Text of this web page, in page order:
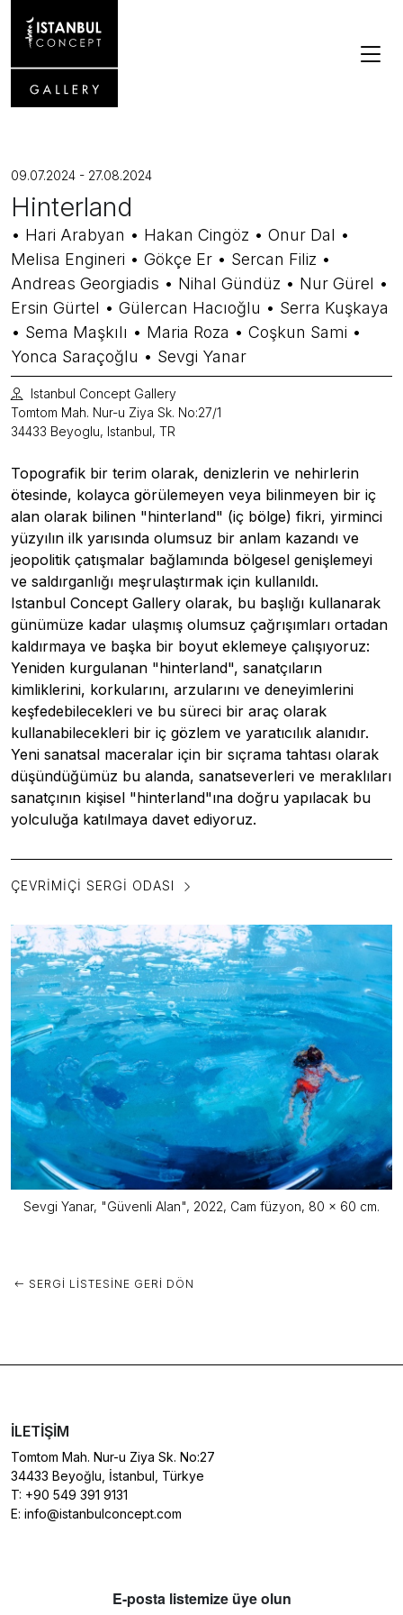
09.07.2024 - 27.08.2024
Hinterland
• Hari Arabyan • Hakan Cingöz • Onur Dal •
Melisa Engineri • Gökçe Er • Sercan Filiz •
Andreas Georgiadis • Nihal Gündüz • Nur Gürel •
Ersin Gürtel • Gülercan Hacıoğlu • Serra Kuşkaya
• Sema Maşkılı • Maria Roza • Coşkun Sami •
Yonca Saraçoğlu • Sevgi Yanar
Istanbul Concept Gallery
Tomtom Mah. Nur-u Ziya Sk. No:27/1
34433 Beyoglu, Istanbul, TR
Topografik bir terim olarak, denizlerin ve nehirlerin
ötesinde, kolayca görülemeyen veya bilinmeyen bir iç
alan olarak bilinen "hinterland" (iç bölge) fikri, yirminci
yüzyılın ilk yarısında olumsuz bir anlam kazandı ve
jeopolitik çatışmalar bağlamında bölgesel genişlemeyi
ve saldırganlığı meşrulaştırmak için kullanıldı.
Istanbul Concept Gallery olarak, bu başlığı kullanarak
günümüze kadar ulaşmış olumsuz çağrışımları ortadan
kaldırmaya ve başka bir boyut eklemeye çalışıyoruz:
Yeniden kurgulanan "hinterland", sanatçıların
kimliklerini, korkularını, arzularını ve deneyimlerini
keşfedebilecekleri ve bu süreci bir araç olarak
kullanabilecekleri bir iç gözlem ve yaratıcılık alanıdır.
Yeni sanatsal maceralar için bir sıçrama tahtası olarak
düşündüğümüz bu alanda, sanatseverleri ve meraklıları
sanatçının kişisel "hinterland"ına doğru yapılacak bu
yolculuğa katılmaya davet ediyoruz.
ÇEVRIMIÇI SERGI ODASI
Sevgi Yanar, "Güvenli Alan", 2022, Cam füzyon, 80 x 60 cm.
SERGI LISTESINE GERI DÖN
İLETIŞIM
Tomtom Mah. Nur-u Ziya Sk. No:27
34433 Beyoğlu, İstanbul, Türkye
T: +90 549 391 9131
E: info@istanbulconcept.com
E-posta listemize üye olun